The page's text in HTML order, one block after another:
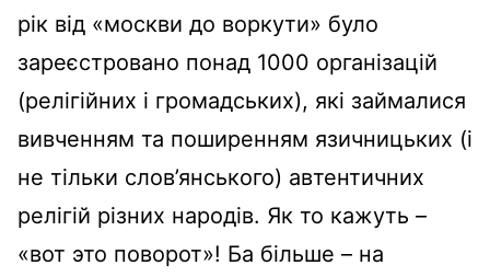
рік від «москви до воркути» було
зареєстровано понад 1000 організацій
(релігійних і громадських), які займалися
вивченням та поширенням язичницьких (і
не тільки слов’янського) автентичних
релігій різних народів. Як то кажуть –
«вот это поворот»! Ба більше – на